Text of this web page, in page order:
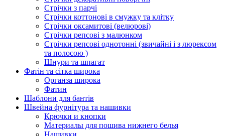
Стрічки з парчі
Стрічки коттонові в смужку та клітку
Стрічки оксамитові (велюрові)
Стрічки репсові з малюнком
Стрічки репсові однотонні (звичайні і з люрексом
та полосою )
Шнури та шпагат
Фатін та сітка широка
Органза широка
Фатин
Шаблони для бантів
Швейна фурнітура та нашивки
Крючки и кнопки
Материалы для пошива нижнего белья
Нашивки